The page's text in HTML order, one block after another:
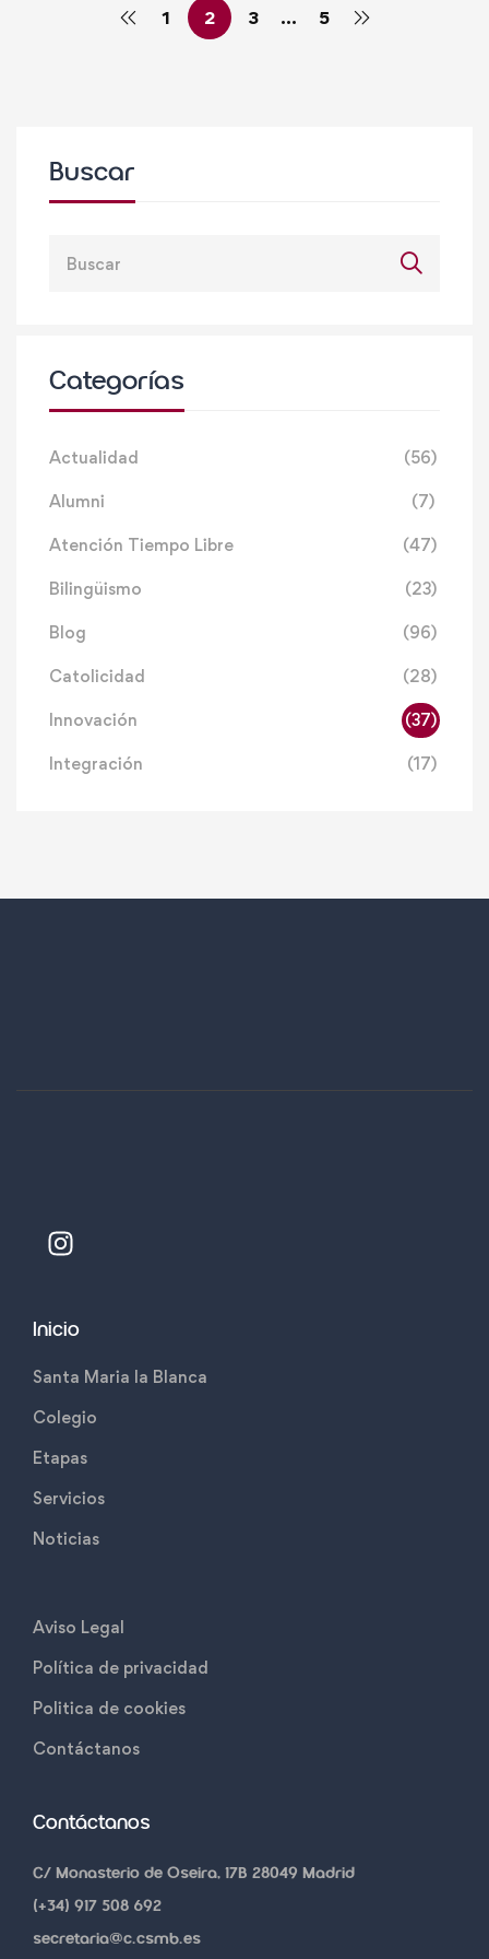
1 2 3 … 5
Buscar
Categorías
Actualidad (56)
Alumni (7)
Atención Tiempo Libre (47)
Bilingüismo (23)
Blog (96)
Catolicidad (28)
Innovación (37)
Integración (17)
Inicio
Santa Maria la Blanca
Colegio
Etapas
Servicios
Noticias
Aviso Legal
Política de privacidad
Politica de cookies
Contáctanos
Contáctanos
C/ Monasterio de Oseira, 17B 28049 Madrid
(+34) 917 508 692
secretaria@c.csmb.es